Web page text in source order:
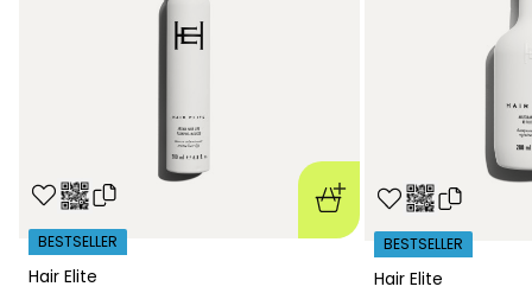
Hair Elite
BESTSELLER
Hair Elite
BESTSELLER